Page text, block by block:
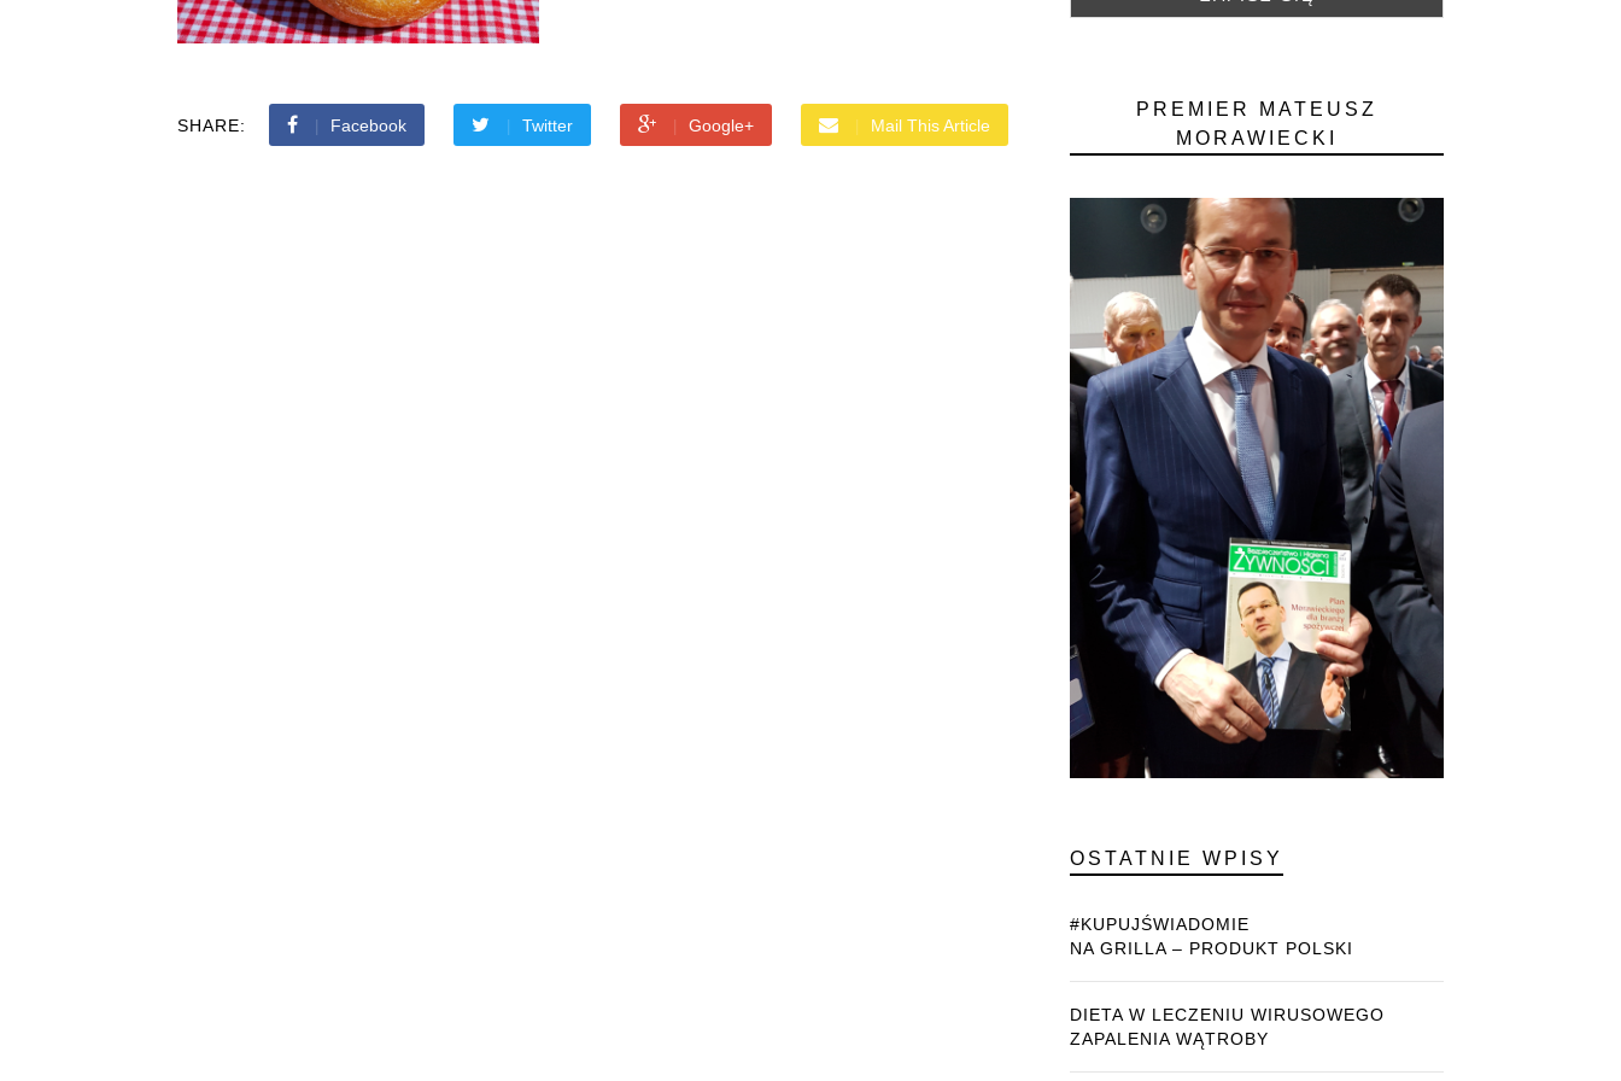
SHARE: Facebook Twitter Google+ Mail This Article
PREMIER MATEUSZ
MORAWIECKI
OSTATNIE WPISY
#KUPUJŚWIADOMIE
NA GRILLA – PRODUKT POLSKI
DIETA W LECZENIU WIRUSOWEGO
ZAPALENIA WĄTROBY